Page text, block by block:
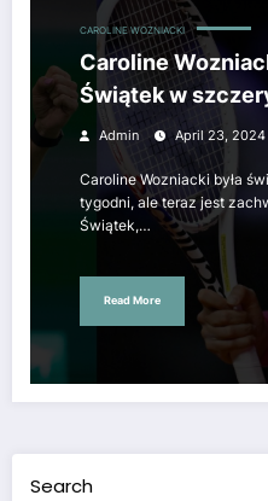
CAROLINE WOZNIACKI
Caroline
Świątek w
Admin April 23, 2024
Caroline Wozniacki była
tygodni, ale teraz jest
Świątek,…
Read More
Search